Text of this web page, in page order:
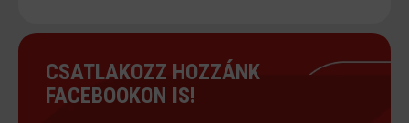
CSATLAKOZZ HOZZÁNK
FACEBOOKON IS!